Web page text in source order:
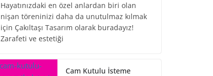
Hayatınızdaki en özel anlardan biri olan
nişan töreninizi daha da unutulmaz kılmak
için Çakıltaşı Tasarım olarak buradayız!
Zarafeti ve estetiği
Cam Kutulu İsteme